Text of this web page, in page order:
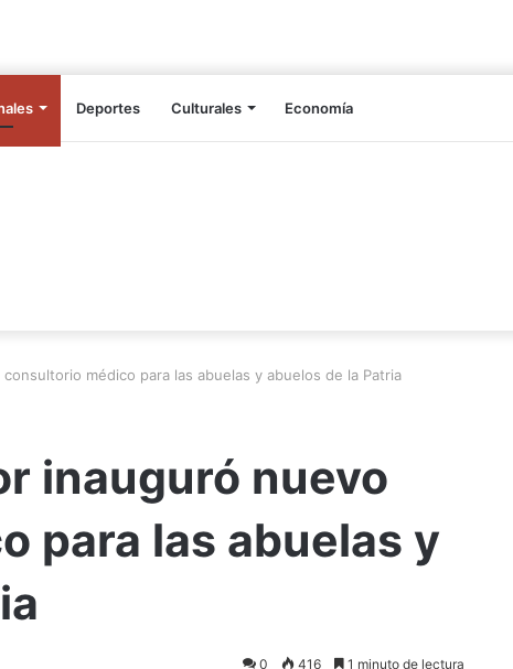
Deportes Culturales Economía
médico para las abuelas y abuelos de la Patria
inauguró nuevo
para las abuelas y
0 416 1 minuto de lectura